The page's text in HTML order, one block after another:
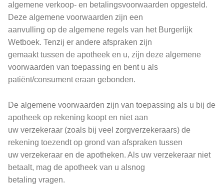
algemene verkoop- en betalingsvoorwaarden opgesteld.
Deze algemene voorwaarden zijn een
aanvulling op de algemene regels van het Burgerlijk
Wetboek. Tenzij er andere afspraken zijn
gemaakt tussen de apotheek en u, zijn deze algemene
voorwaarden van toepassing en bent u als
patiënt/consument eraan gebonden.
De algemene voorwaarden zijn van toepassing als u bij de
apotheek op rekening koopt en niet aan
uw verzekeraar (zoals bij veel zorgverzekeraars) de
rekening toezendt op grond van afspraken tussen
uw verzekeraar en de apotheken. Als uw verzekeraar niet
betaalt, mag de apotheek van u alsnog
betaling vragen.